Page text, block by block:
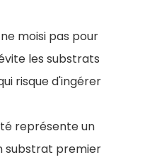
moisi pas pour
les substrats
risque d'ingérer
représente un
substrat premier